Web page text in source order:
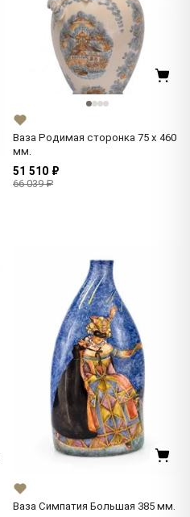
Ваза Родимая сторонка 75 x 460
мм.
51 510 ₽
66 039 ₽
Ваза Симпатия Большая 385 мм.